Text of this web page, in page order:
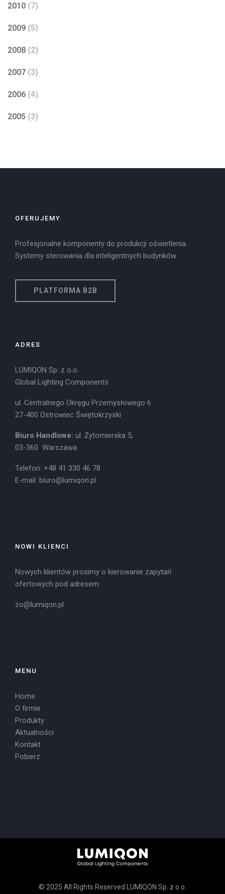
2010 (7)
2009 (5)
2008 (2)
2007 (3)
2006 (4)
2005 (3)
OFERUJEMY
Profesjonalne komponenty do produkcji oświetlenia.
Systemy sterowania dla inteligentnych budynków.
PLATFORMA B2B
ADRES
LUMIQON Sp. z o.o.
Global Lighting Components
ul. Centralnego Okręgu Przemysłowego 6
27-400 Ostrowiec Świętokrzyski
Biuro Handlowe: ul. Żytomierska 5,
03-360 Warszawa
Telefon: +48 41 330 46 78
E-mail: biuro@lumiqon.pl
NOWI KLIENCI
Nowych klientów prosimy o kierowanie zapytań
ofertowych pod adresem:
zo@lumiqon.pl
MENU
Home
O firmie
Produkty
Aktualności
Kontakt
Pobierz
© 2025 All Rights Reserved LUMIQON Sp. z o.o.